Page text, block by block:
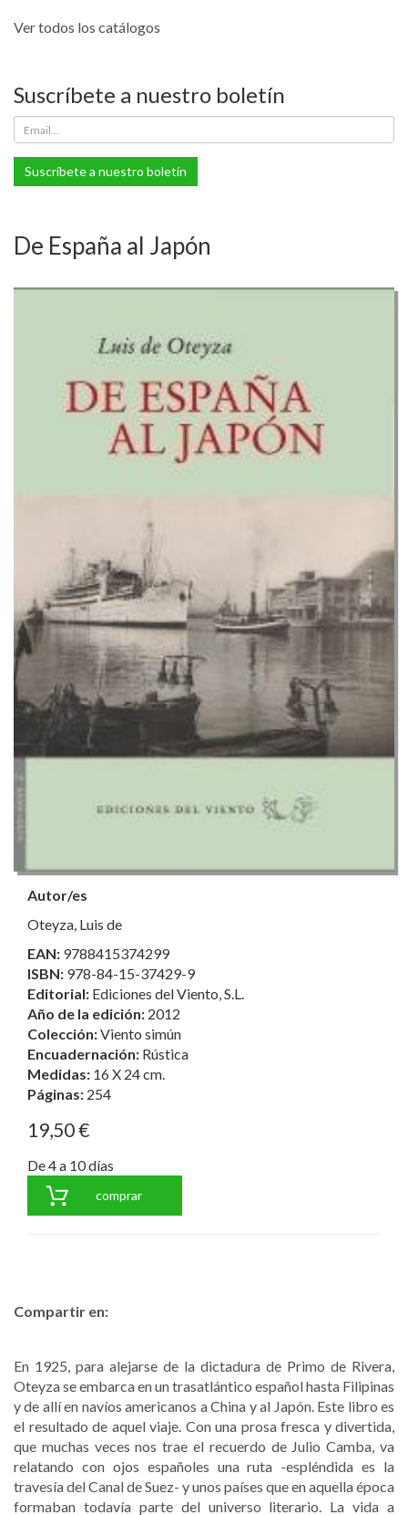
Ver todos los catálogos
Suscríbete a nuestro boletín
Suscríbete a nuestro boletín
De España al Japón
Autor/es
Oteyza, Luis de
EAN: 9788415374299
ISBN: 978-84-15-37429-9
Editorial: Ediciones del Viento, S.L.
Año de la edición: 2012
Colección:Viento simún
Encuadernación: Rústica
Medidas: 16 X 24 cm.
Páginas: 254
19,50 €
De 4 a 10 días
comprar
Compartir en:
En 1925, para alejarse de la dictadura de Primo de Rivera,
Oteyza se embarca en un trasatlántico español hasta Filipinas
y de allí en navíos americanos a China y al Japón. Este libro es
el resultado de aquel viaje. Con una prosa fresca y divertida,
que muchas veces nos trae el recuerdo de Julio Camba, va
relatando con ojos españoles una ruta -espléndida es la
travesía del Canal de Suez- y unos países que en aquella época
formaban todavía parte del universo literario. La vida a